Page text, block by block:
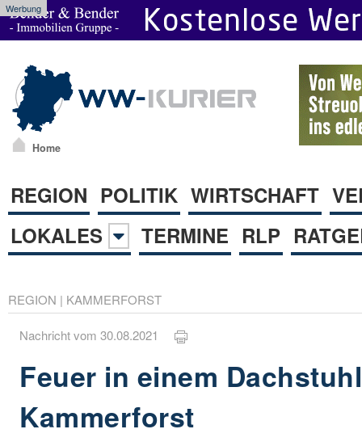
Werbung
Home
REGION POLITIK WIRTSCHAFT
LOKALES
TERMINE RLP
REGION | KAMMERFORST
Nachricht vom 30.08.2021
Feuer in einem
Kammerforst